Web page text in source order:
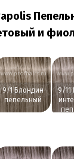
и
www.profhairs.ru
9/1 Блондин
пепельный
9/11